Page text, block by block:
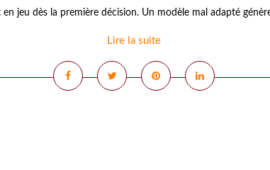
jeu dès la première décision. Un modèle mal adapté
Lire la suite